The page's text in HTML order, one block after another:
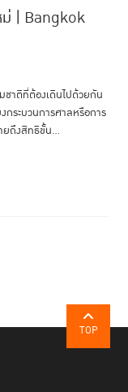
ม่ | Bangkok
าติที่ต้องเดินไปด้วยกัน
ระบวนการศาลหรือการ
ถึงสิทธิขั้น...
TOP